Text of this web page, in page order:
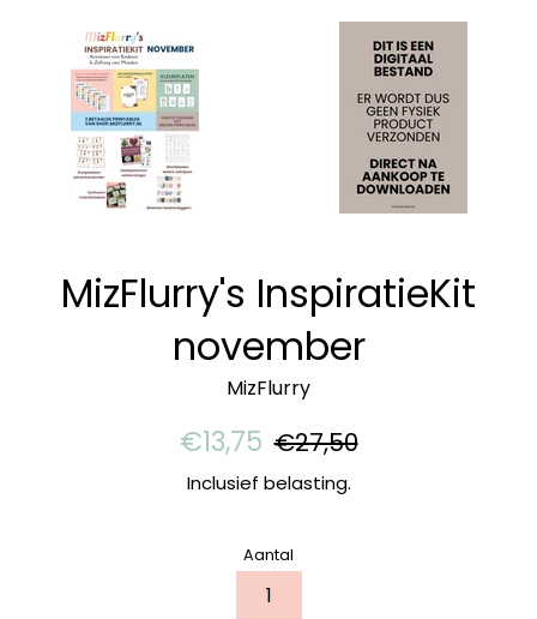
MizFlurry's InspiratieKit
november
MizFlurry
Aanbiedingsprijs
€13,75 Normale
€27,50
Inclusief belasting.
Aantal